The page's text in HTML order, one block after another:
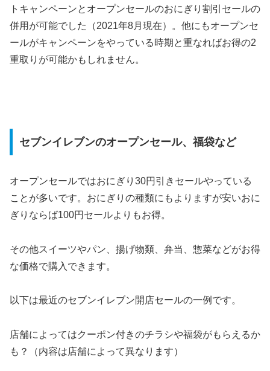
トキャンペーンとオープンセールのおにぎり割引セールの
併用が可能でした（2021年8月現在）。他にもオープンセ
ールがキャンペーンをやっている時期と重なればお得の2
重取りが可能かもしれません。
セブンイレブンのオープンセール、福袋など
オープンセールではおにぎり30円引きセールやっている
ことが多いです。おにぎりの種類にもよりますが安いおに
ぎりならば100円セールよりもお得。
その他スイーツやパン、揚げ物類、弁当、惣菜などがお得
な価格で購入できます。
以下は最近のセブンイレブン開店セールの一例です。
店舗によってはクーポン付きのチラシや福袋がもらえるか
も？（内容は店舗によって異なります）